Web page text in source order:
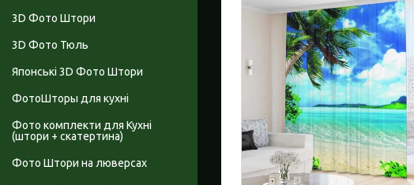
3D Фото Штори
3D Фото Тюль
Японські 3D Фото Штори
ФотоШторы для кухні
Фото комплекти для Кухні
(штори + скатертина)
Фото Штори на люверсах